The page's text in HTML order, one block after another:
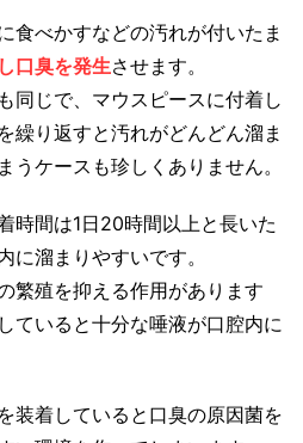
食べかすなどの汚れが付いたま
口臭を発生させます。
同じで、マウスピースに付着し
繰り返すと汚れがどんどん溜ま
うケースも珍しくありません。
時間は1日20時間以上と長いた
に溜まりやすいです。
繁殖を抑える作用があります
ていると十分な唾液が口腔内に
装着していると口臭の原因菌を